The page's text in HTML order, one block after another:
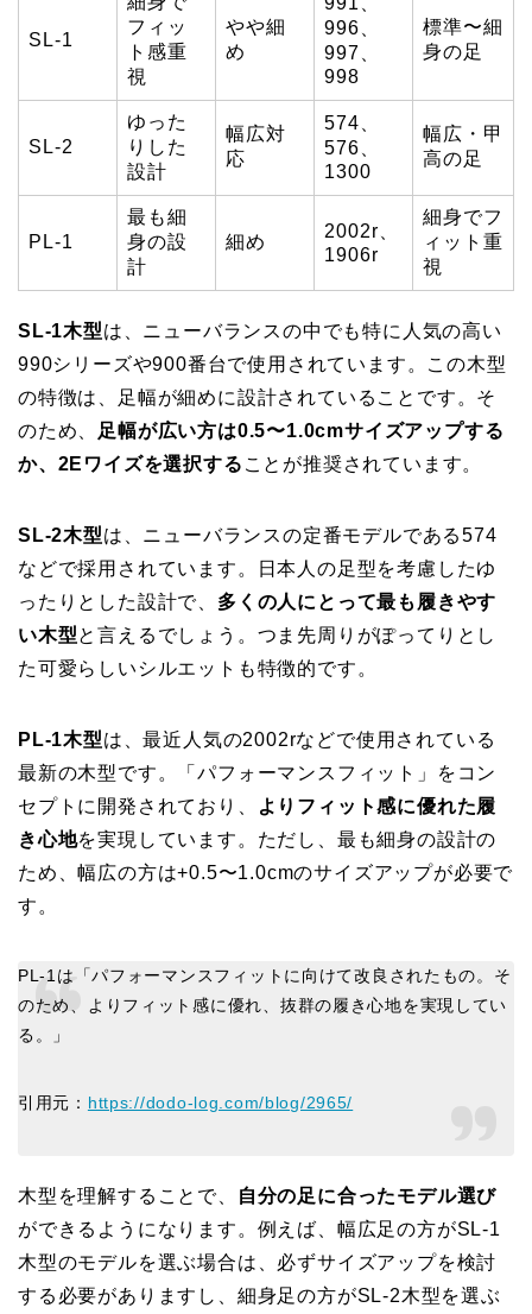
SL-1
フィッ
ト感重
視
やや細
め
996、
997、
998
標準〜細
身の足
SL-2
ゆった
りした
設計
幅広対
応
574、
576、
1300
幅広・甲
高の足
PL-1
最も細
身の設
計
細め
2002r、
1906r
細身でフ
ィット重
視
SL-1木型は、ニューバランスの中でも特に人気の高い
990シリーズや900番台で使用されています。この木型
の特徴は、足幅が細めに設計されていることです。そ
のため、
足幅が広い方は0.5〜1.0cmサイズアップする
か、2Eワイズを選択する ことが推奨されています。
SL-2木型は、ニューバランスの定番モデルである574
などで採用されています。日本人の足型を考慮したゆ
ったりとした設計で、 多くの人にとって最も履きやす
い木型と言えるでしょう。つま先周りがぽってりとし
た可愛らしいシルエットも特徴的です。
PL-1木型は、最近人気の2002rなどで使用されている
最新の木型です。「パフォーマンスフィット」をコン
セプトに開発されており、
よりフィット感に優れた履
き心地を実現しています。ただし、最も細身の設計の
ため、幅広の方は+0.5〜1.0cmのサイズアップが必要で
す。
PL-1は「パフォーマンスフィットに向けて改良されたもの。そ
のため、よりフィット感に優れ、抜群の履き心地を実現してい
る。」
引用元： https://dodo-log.com/blog/2965/
木型を理解することで、
自分の足に合ったモデル選び
ができるようになります。例えば、幅広足の方がSL-1
木型のモデルを選ぶ場合は、必ずサイズアップを検討
する必要がありますし、細身足の方がSL-2木型を選ぶ